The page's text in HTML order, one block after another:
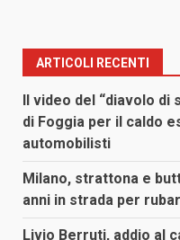
ARTICOLI RECENTI
Il video del “diavolo
di Foggia per il caldo
automobilisti
Milano, strattona e
anni in strada per
Livio Berruti, addio al